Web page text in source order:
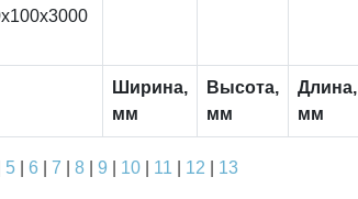
Ширина,
мм
Высота,
мм
Длина,
мм
5| 6 7 8| 9 10| 11 12 13